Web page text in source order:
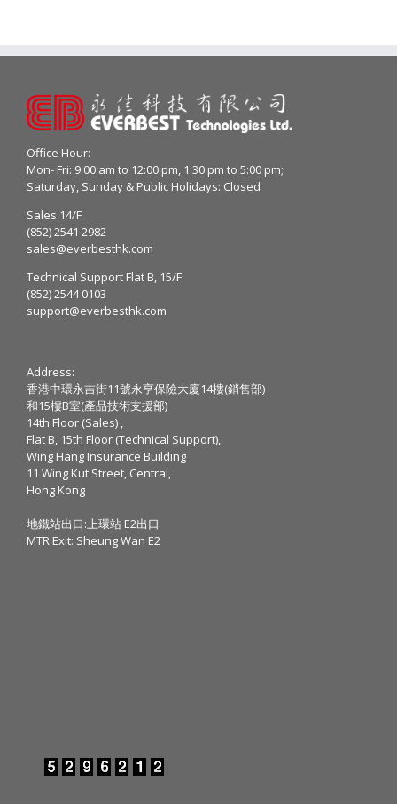
Office Hour:
Mon- Fri: 9:00 am to 12:00 pm, 1:30 pm to 5:00 pm;
Saturday, Sunday & Public Holidays: Closed
Sales 14/F
(852) 2541 2982
sales@everbesthk.com
Technical Support Flat B, 15/F
(852) 2544 0103
support@everbesthk.com
Address:
香港中環永吉街11號永亨保險大廈14樓(銷售部)
和15樓B室(產品技術支援部)
14th Floor (Sales) ,
Flat B, 15th Floor (Technical Support),
Wing Hang Insurance Building
11 Wing Kut Street, Central,
Hong Kong
地鐵站出口:上環站 E2出口
MTR Exit: Sheung Wan E2